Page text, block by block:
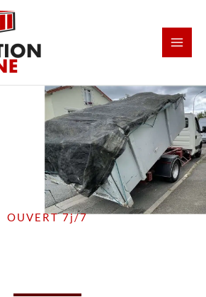
OUVERT 7j/7